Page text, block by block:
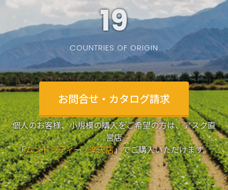
19
COUNTRIES OF ORIGIN
お問合せ・カタログ請求
個人のお客様、小規模の購入をご希望の方は、アスク直
営店
「ムンドラティーノ楽天店」でご購入いただけます。